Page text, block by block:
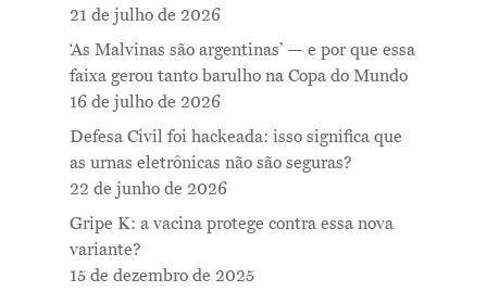
21 de julho de 2026
‘As Malvinas são argentinas’ — e por que essa
faixa gerou tanto barulho na Copa do Mundo
16 de julho de 2026
Defesa Civil foi hackeada: isso significa que
as urnas eletrônicas não são seguras?
22 de junho de 2026
Gripe K: a vacina protege contra essa nova
variante?
15 de dezembro de 2025